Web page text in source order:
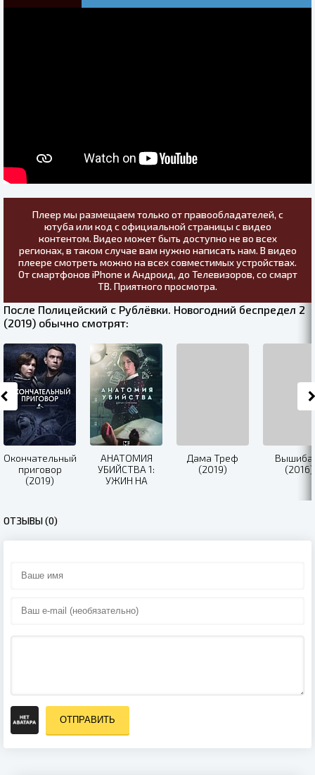
Плеер мы размещаем только от правообладателей, с
ютуба или код с официальной страницы с видео
контентом. Видео может быть доступно не во всех
регионах, в таком случае вам нужно написать нам. В видео
плеере смотреть можно на всех совместимых устройствах.
От смартфонов iPhone и Андроид, до Телевизоров, со смарт
ТВ. Приятного просмотра.
После Полицейский с Рублёвки. Новогодний беспредел 2
(2019) обычно смотрят:
Окончательный
приговор
(2019)
АНАТОМИЯ
УБИЙСТВА 1:
УЖИН НА
Дама Треф
(2019)
(2016)
ОТЗЫВЫ (0)
ОТПРАВИТЬ